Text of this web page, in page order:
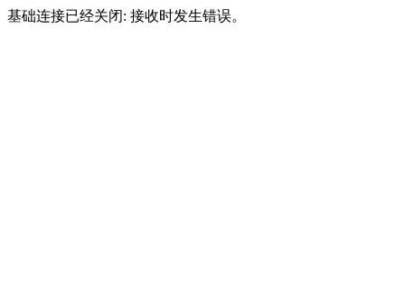
基础连接已经关闭: 接收时发生错误。